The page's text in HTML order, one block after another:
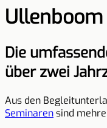
Ullenboom
Die
über zwei
Aus den
Seminarensind